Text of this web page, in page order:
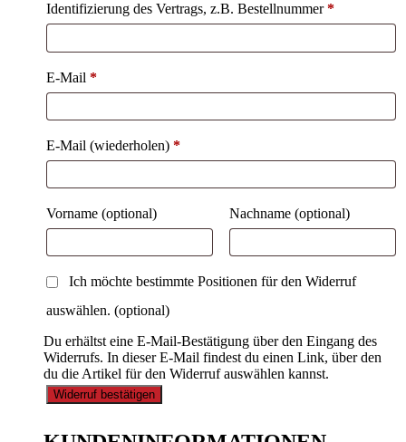
Identifizierung des Vertrags, z.B. Bestellnummer*
E-Mail *
E-Mail (wiederholen) *
Vorname (optional) Nachname (optional)
Ich möchte bestimmte Positionen für den Widerruf
auswählen. (optional)
Du erhältst eine E-Mail-Bestätigung über den Eingang des
Widerrufs. In dieser E-Mail findest du einen Link, über den
du die Artikel für den Widerruf auswählen kannst.
Widerruf bestätigen